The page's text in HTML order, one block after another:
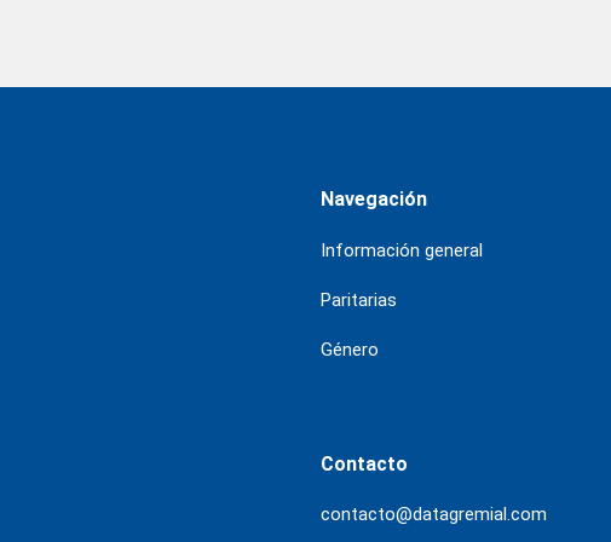
Navegación
Información general
Paritarias
Género
Contacto
contacto@datagremial.com